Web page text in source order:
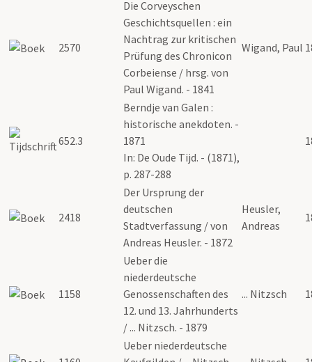
2570
Die Corveyschen
Geschichtsquellen : ein
Nachtrag zur kritischen
Prüfung des Chronicon
Corbeiense / hrsg. von
Paul Wigand. - 1841
Wigand, Paul
652.3
Berndje van Galen :
historische anekdoten. -
1871
In: De Oude Tijd. - (1871),
p. 287-288
2418
Der Ursprung der
deutschen
Stadtverfassung / von
Andreas Heusler. - 1872
Heusler,
Andreas
1158
Ueber die
niederdeutsche
Genossenschaften des
12. und 13. Jahrhunderts
/ ... Nitzsch. - 1879
... Nitzsch
Ueber niederdeutsche